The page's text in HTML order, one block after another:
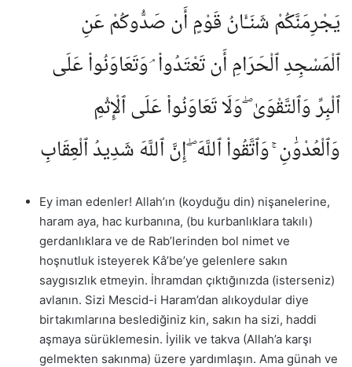
يَجْرِمَنَّكُمْ شَنَـَٔانُ قَوْمٍ أَن صَدُّوكُمْ عَنِ
ٱلْمَسْجِدِ ٱلْحَرَامِ أَن تَعْتَدُوا۟ ۘ وَتَعَاوَنُوا۟ عَلَى
ٱلْبِرِّ وَٱلتَّقْوَىٰ ۖ وَلَا تَعَاوَنُوا۟ عَلَى ٱلْإِثْمِ
وَٱلْعُدْوَٰنِ ۚ وَٱتَّقُوا۟ ٱللَّهَ ۖ إِنَّ ٱللَّهَ شَدِيدُ ٱلْعِقَابِ
Ey iman edenler! Allah’ın (koyduğu din) nişanelerine,
haram aya, hac kurbanına, (bu kurbanlıklara takılı)
gerdanlıklara ve de Rab’lerinden bol nimet ve
hoşnutluk isteyerek Kâ’be’ye gelenlere sakın
saygısızlık etmeyin. İhramdan çıktığınızda (isterseniz)
avlanın. Sizi Mescid-i Haram’dan alıkoydular diye
birtakımlarına beslediğiniz kin, sakın ha sizi, haddi
aşmaya sürüklemesin. İyilik ve takva (Allah’a karşı
gelmekten sakınma) üzere yardımlaşın. Ama günah ve